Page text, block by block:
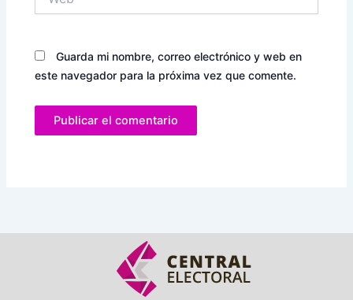
Guarda mi nombre, correo electrónico y web en
este navegador para la próxima vez que comente.